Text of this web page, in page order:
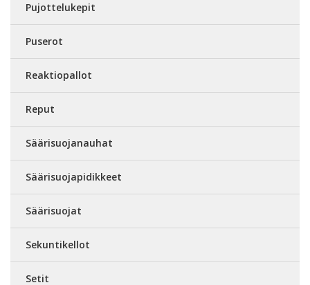
Pujottelukepit
Puserot
Reaktiopallot
Reput
Säärisuojanauhat
Säärisuojapidikkeet
Säärisuojat
Sekuntikellot
Setit